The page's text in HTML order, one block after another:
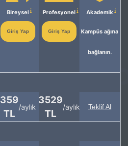
Bireysel
Giriş Yap
Profesyonel
Giriş Yap
Akademik
Kampüs ağına
bağlanın.
359
TL
/aylık
3529
TL
/aylık Teklif Al